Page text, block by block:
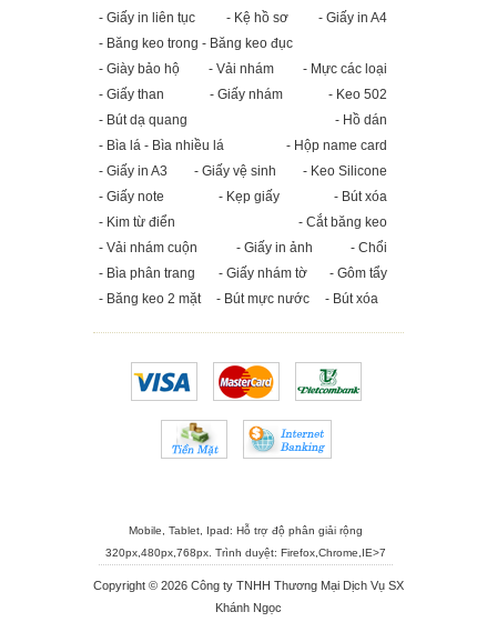
- Giấy in liên tục
- Kệ hồ sơ
- Giấy in A4
- Băng keo trong - Băng keo đục
- Giày bảo hộ
- Vải nhám
- Mực các loại
- Giấy than
- Giấy nhám
- Keo 502
- Bút dạ quang
- Hồ dán
- Bìa lá - Bìa nhiều lá
- Hộp name card
- Giấy in A3
- Giấy vệ sinh
- Keo Silicone
- Giấy note
- Kẹp giấy
- Bút xóa
- Kim từ điển
- Cắt băng keo
- Vải nhám cuộn
- Giấy in ảnh
- Chổi
- Bìa phân trang
- Giấy nhám tờ
- Gôm tẩy
- Băng keo 2 mặt
- Bút mực nước - Bút xóa
Mobile, Tablet, Ipad: Hỗ trợ độ phân giải rộng
320px,480px,768px. Trình duyệt: Firefox,Chrome,IE>7
Copyright © 2026 Công ty TNHH Thương Mại Dịch Vụ SX
Khánh Ngọc